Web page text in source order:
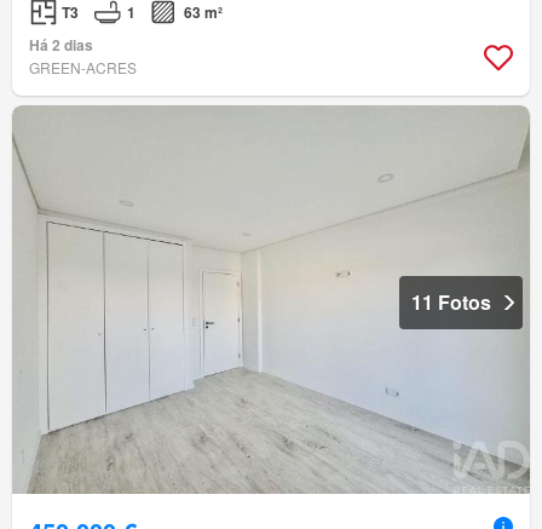
T3 1
63 m²
Há 2 dias
GREEN-ACRES
11 Fotos